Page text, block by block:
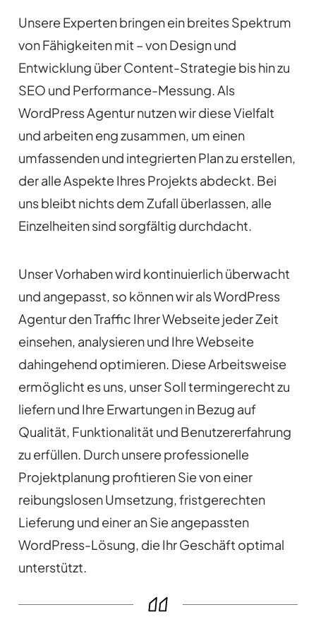
Unsere Experten bringen ein breites Spektrum
von Fähigkeiten mit – von Design und
Entwicklung über Content-Strategie bis hin zu
SEO und Performance-Messung. Als
WordPress Agentur nutzen wir diese Vielfalt
und arbeiten eng zusammen, um einen
umfassenden und integrierten Plan zu erstellen,
der alle Aspekte Ihres Projekts abdeckt. Bei
uns bleibt nichts dem Zufall überlassen, alle
Einzelheiten sind sorgfältig durchdacht.
Unser Vorhaben wird kontinuierlich überwacht
und angepasst, so können wir als WordPress
Agentur den Traffic Ihrer Webseite jeder Zeit
einsehen, analysieren und Ihre Webseite
dahingehend optimieren. Diese Arbeitsweise
ermöglicht es uns, unser Soll termingerecht zu
liefern und Ihre Erwartungen in Bezug auf
Qualität, Funktionalität und Benutzererfahrung
zu erfüllen. Durch unsere professionelle
Projektplanung profitieren Sie von einer
reibungslosen Umsetzung, fristgerechten
Lieferung und einer an Sie angepassten
WordPress-Lösung, die Ihr Geschäft optimal
unterstützt.